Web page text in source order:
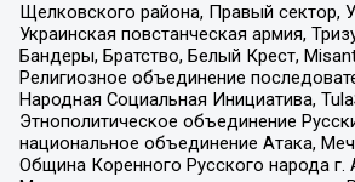
Щелковского района, Правый сектор,
Украинская повстанческая армия,
Бандеры, Братство, Белый Крест,
Религиозное объединение
Народная Социальная Инициатива,
Этнополитическое объединение
национальное объединение Атака,
Община Коренного Русского народа г.